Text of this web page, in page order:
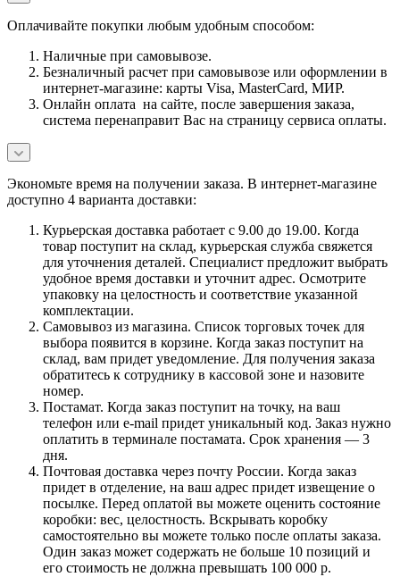
Оплачивайте покупки любым удобным способом:
Наличные при самовывозе.
Безналичный расчет при самовывозе или оформлении в
интернет-магазине: карты Visa, MasterCard, МИР.
Онлайн оплата на сайте, после завершения заказа,
система перенаправит Вас на страницу сервиса оплаты.
Экономьте время на получении заказа. В интернет-магазине
доступно 4 варианта доставки:
Курьерская доставка работает с 9.00 до 19.00. Когда
товар поступит на склад, курьерская служба свяжется
для уточнения деталей. Специалист предложит выбрать
удобное время доставки и уточнит адрес. Осмотрите
упаковку на целостность и соответствие указанной
комплектации.
Самовывоз из магазина. Список торговых точек для
выбора появится в корзине. Когда заказ поступит на
склад, вам придет уведомление. Для получения заказа
обратитесь к сотруднику в кассовой зоне и назовите
номер.
Постамат. Когда заказ поступит на точку, на ваш
телефон или e-mail придет уникальный код. Заказ нужно
оплатить в терминале постамата. Срок хранения — 3
дня.
Почтовая доставка через почту России. Когда заказ
придет в отделение, на ваш адрес придет извещение о
посылке. Перед оплатой вы можете оценить состояние
коробки: вес, целостность. Вскрывать коробку
самостоятельно вы можете только после оплаты заказа.
Один заказ может содержать не больше 10 позиций и
его стоимость не должна превышать 100 000 р.